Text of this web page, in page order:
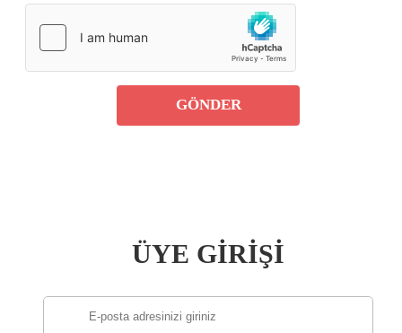
GÖNDER
ÜYE GİRİŞİ